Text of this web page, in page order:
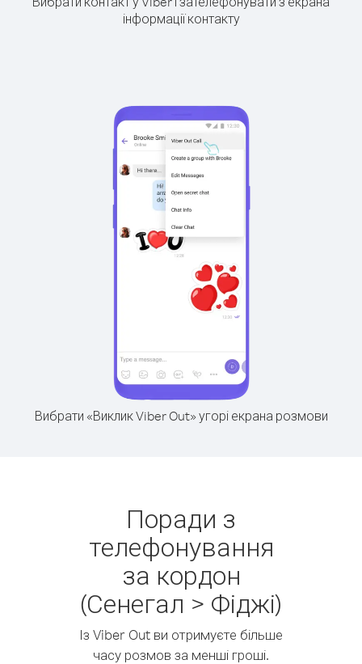
інформації контакту
Вибрати «Виклик Viber Out» угорі екрана розмови
Поради з
телефонування
за кордон
(Сенегал > Фіджі)
Із Viber Out ви отримуєте більше
часу розмов за менші гроші.